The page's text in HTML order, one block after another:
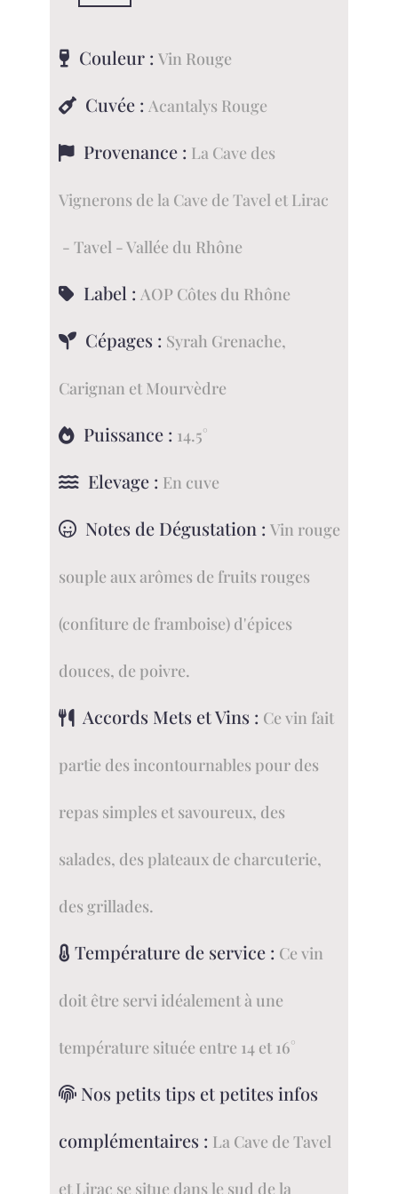
Bib
Rouge
AOP
du
Couleur :Vin Rouge
Cuvée : Acantalys Rouge
Provenance : La Cave des
Vignerons de la Cave de Tavel et Lirac
- Tavel - Vallée du Rhône
Label : AOP Côtes du Rhône
Cépages : Syrah Grenache,
Carignan et Mourvèdre
Puissance : 14.5°
Elevage : En cuve
Notes de Dégustation :Vin rouge
souple aux arômes de fruits rouges
(confiture de framboise) d'épices
douces, de poivre.
Accords Mets et Vins : Ce vin fait
partie des incontournables pour des
repas simples et savoureux, des
salades, des plateaux de charcuterie,
des grillades.
Température de service : Ce vin
doit être servi idéalement à une
température située entre 14 et 16°
Nos petits tips et petites infos
complémentaires : La Cave de Tavel
et Lirac se situe dans le sud de la